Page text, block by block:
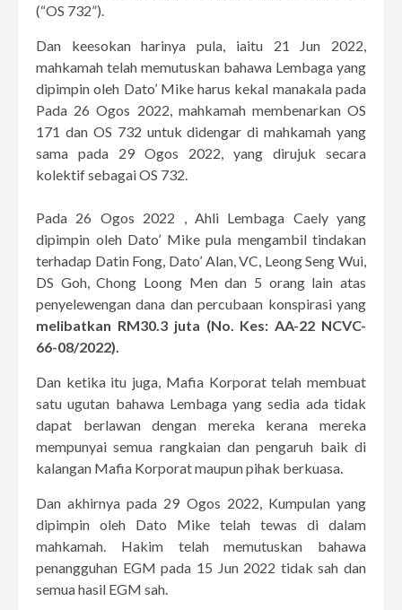
(“OS 732”).
Dan keesokan harinya pula, iaitu 21 Jun 2022,
mahkamah telah memutuskan bahawa Lembaga yang
dipimpin oleh Dato’ Mike harus kekal manakala pada
Pada 26 Ogos 2022, mahkamah membenarkan OS
171 dan OS 732 untuk didengar di mahkamah yang
sama pada 29 Ogos 2022, yang dirujuk secara
kolektif sebagai OS 732.
Pada 26 Ogos 2022 , Ahli Lembaga Caely yang
dipimpin oleh Dato’ Mike pula mengambil tindakan
terhadap Datin Fong, Dato’ Alan, VC, Leong Seng Wui,
DS Goh, Chong Loong Men dan 5 orang lain atas
penyelewengan dana dan percubaan konspirasi yang
melibatkan RM30.3 juta (No. Kes: AA-22 NCVC-
66-08/2022).
Dan ketika itu juga, Mafia Korporat telah membuat
satu ugutan bahawa Lembaga yang sedia ada tidak
dapat berlawan dengan mereka kerana mereka
mempunyai semua rangkaian dan pengaruh baik di
kalangan Mafia Korporat maupun pihak berkuasa.
Dan akhirnya pada 29 Ogos 2022, Kumpulan yang
dipimpin oleh Dato Mike telah tewas di dalam
mahkamah. Hakim telah memutuskan bahawa
penangguhan EGM pada 15 Jun 2022 tidak sah dan
semua hasil EGM sah.